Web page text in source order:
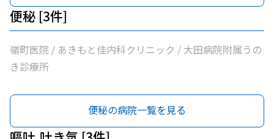
便秘 [3件]
嶺町医院 / あきもと佳内科クリニック / 大田病院附属うの
き診療所
便秘の病院一覧を見る